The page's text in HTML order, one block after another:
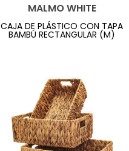
MALMO WHITE
CAJA DE PLÁSTICO CON TAPA
BAMBÚ RECTANGULAR (M)